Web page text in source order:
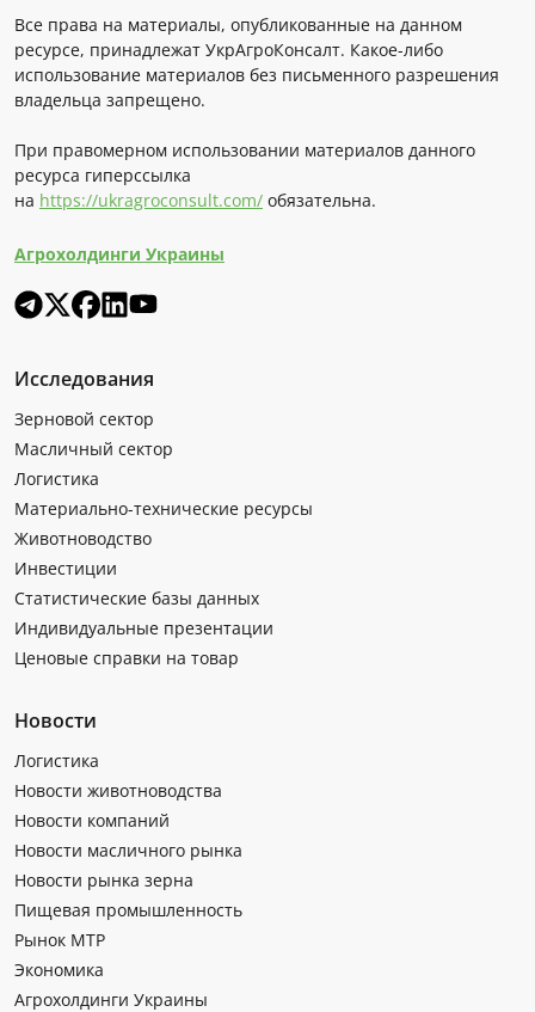
Все права на материалы, опубликованные на данном
ресурсе, принадлежат УкрАгроКонсалт. Какое-либо
использование материалов без письменного разрешения
владельца запрещено.
При правомерном использовании материалов данного
ресурса гиперссылка
на https://ukragroconsult.com/ обязательна.
Агрохолдинги Украины
Исследования
Зерновой сектор
Масличный сектор
Логистика
Материально-технические ресурсы
Животноводство
Инвестиции
Статистические базы данных
Индивидуальные презентации
Ценовые справки на товар
Новости
Логистика
Новости животноводства
Новости компаний
Новости масличного рынка
Новости рынка зерна
Пищевая промышленность
Рынок МТР
Экономика
Агрохолдинги Украины